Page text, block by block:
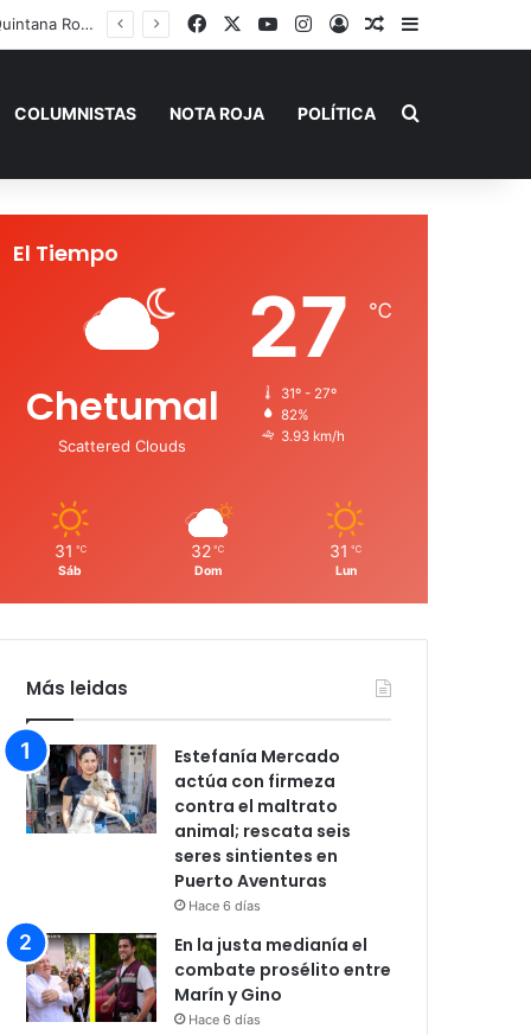
Verano” FacebookYouTubeInstagram
AccesoPublicación al
Barra lateral
COLUMNISTAS NOTA ROJA POLÍTICA Buscar por
El Tiempo
Chetumal
Scattered Clouds
27 ℃
31º - 27º
82%
3.93 km/h
31 ℃
Sáb
32 ℃
Dom
31 ℃
Lun
Más leidas
Estefanía Mercado
actúa con firmeza
contra el maltrato
animal; rescata seis
seres sintientes en
Puerto Aventuras
Hace 6 días
En la justa medianía el
combate prosélito entre
Marín y Gino
Hace 6 días